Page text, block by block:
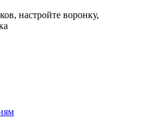
настройте воронку,